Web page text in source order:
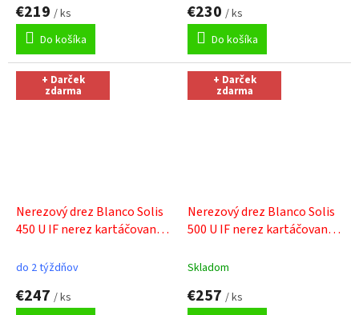
€219 / ks
Do košíka
€230 / ks
Do košíka
+ Darček
zdarma
Nerezový drez Blanco Solis
450 U IF nerez kartáčovaný+
do 2 týždňov
€247 / ks
+ Darček
zdarma
Nerezový drez Blanco Solis
500 U IF nerez kartáčovaný+
Skladom
€257 / ks